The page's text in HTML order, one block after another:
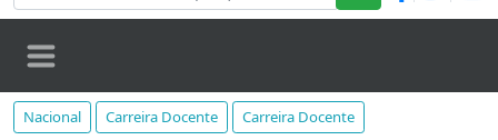
Nacional Carreira Docente
Carreira Docente